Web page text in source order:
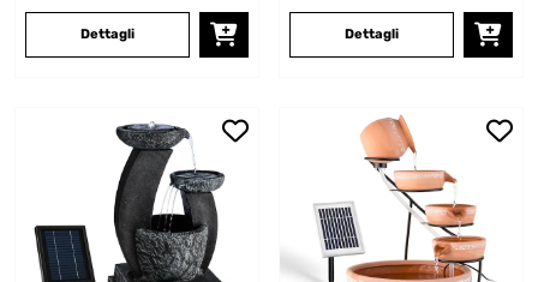
Dettagli Dettagli